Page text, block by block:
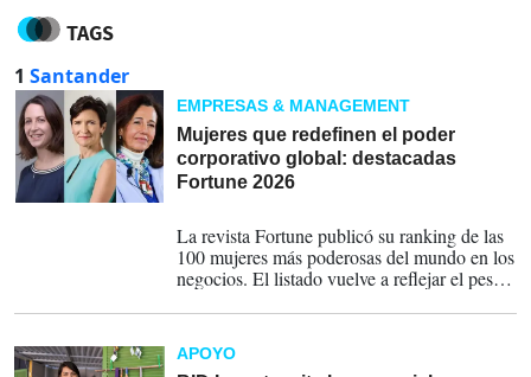
TAGS
1 Santander
EMPRESAS & MANAGEMENT
Mujeres que redefinen el poder
corporativo global: destacadas
Fortune 2026
La revista Fortune publicó su ranking de las
100 mujeres más poderosas del mundo en los
negocios. El listado vuelve a reflejar el peso
corporativo global, pero también exhibe el
avance de ejecutivas iberoamericanas que
ganan influencia en banca, tecnología, retail
APOYO